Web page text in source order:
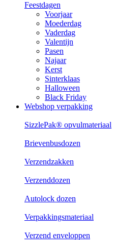
Feestdagen
Voorjaar
Moederdag
Vaderdag
Valentijn
Pasen
Najaar
Kerst
Sinterklaas
Halloween
Black Friday
Webshop verpakking
SizzlePak® opvulmateriaal
Brievenbusdozen
Verzendzakken
Verzenddozen
Autolock dozen
Verpakkingsmateriaal
Verzend enveloppen